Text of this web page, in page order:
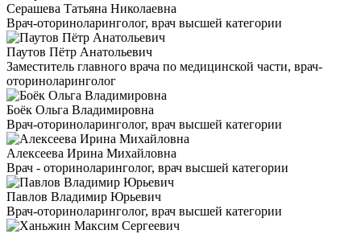
Серашева Татьяна Николаевна
Врач-оториноларинголог, врач высшей категории
Паутов Пётр Анатольевич
Заместитель главного врача по медицинской части, врач-
оториноларинголог
Боёк Ольга Владимировна
Врач-оториноларинголог, врач высшей категории
Алексеева Ирина Михайловна
Врач - оториноларинголог, врач высшей категории
Павлов Владимир Юрьевич
Врач-оториноларинголог, врач высшей категории